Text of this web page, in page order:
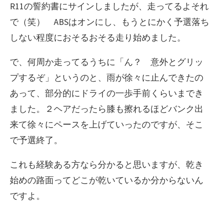
R11の誓約書にサインしましたが、走ってるよそれ
で（笑） ABSはオンにし、もうとにかく予選落ち
しない程度におそるおそる走り始めました。
で、何周か走ってるうちに「ん？ 意外とグリッ
プするぞ」というのと、雨が徐々に止んできたの
あって、部分的にドライの一歩手前くらいまでき
ました。２ヘアだったら膝も擦れるほどバンク出
来て徐々にペースを上げていったのですが、そこ
で予選終了。
これも経験ある方なら分かると思いますが、乾き
始めの路面ってどこが乾いているか分からないん
ですよ。